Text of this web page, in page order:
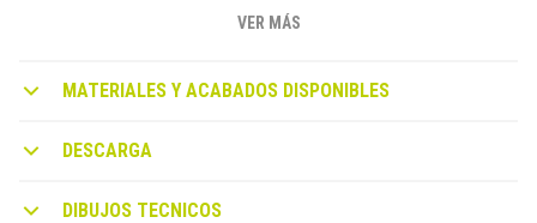
cola de milano, también es ideal como solución estética después
VER MÁS
MATERIALES Y ACABADOS DISPONIBLES
DESCARGA
DIBUJOS TECNICOS